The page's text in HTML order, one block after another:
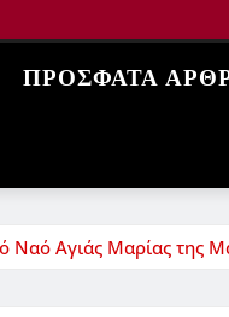
ΠΡΌΣΦΑΤΑ
Ναό Αγιάς Μαρίας της